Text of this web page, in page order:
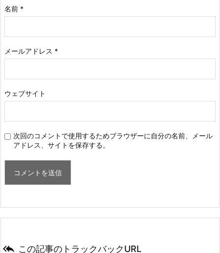
名前 *
メールアドレス *
ウェブサイト
次回のコメントで使用するためブラウザーに自分の名前、メール
アドレス、サイトを保存する。
 この記事のトラックバックURL